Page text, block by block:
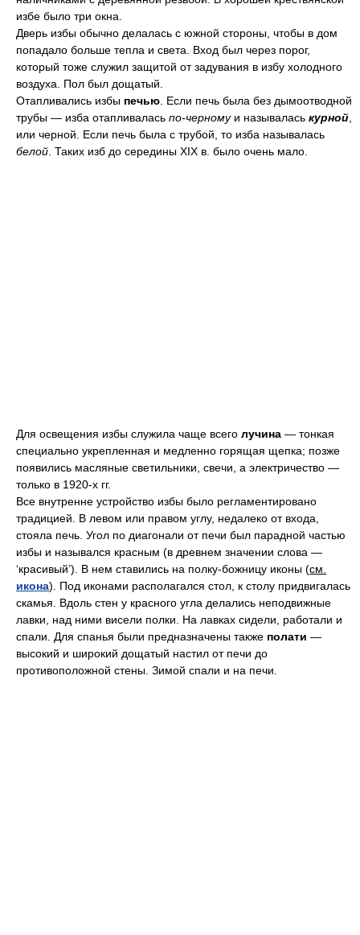
избе было три окна.
Дверь избы обычно делалась с южной стороны, чтобы в дом
попадало больше тепла и света. Вход был через порог,
который тоже служил защитой от задувания в избу холодного
воздуха. Пол был дощатый.
Отапливались избы печью . Если печь была без дымоотводной
трубы — изба отапливалась по-черномуи называлась курной
или черной. Если печь была с трубой, то изба называлась
белой . Таких изб до середины ХIХ в. было очень мало.
Для освещения избы служила чаще всего лучина — тонкая
специально укрепленная и медленно горящая щепка; позже
появились масляные светильники, свечи, а электричество —
только в 1920-х гг.
Все внутренне устройство избы было регламентировано
традицией. В левом или правом углу, недалеко от входа,
стояла печь. Угол по диагонали от печи был парадной частью
избы и назывался красным (в древнем значении слова —
‘красивый’). В нем ставились на полку-божницу иконы (см.
икона). Под иконами располагался стол, к столу придвигалась
скамья. Вдоль стен у красного угла делались неподвижные
лавки, над ними висели полки. На лавках сидели, работали и
спали. Для спанья были предназначены также полати —
высокий и широкий дощатый настил от печи до
противоположной стены. Зимой спали и на печи.